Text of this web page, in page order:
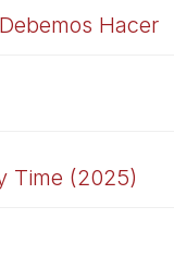
Hacer
Time (2025)